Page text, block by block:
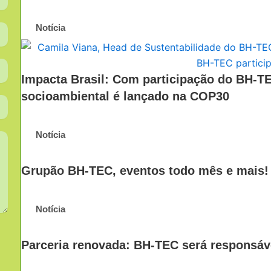
Notícia
Impacta Brasil: Com participação do BH-
socioambiental é lançado na COP30
Notícia
Grupão BH-TEC, eventos todo mês e
Notícia
Parceria renovada: BH-TEC será